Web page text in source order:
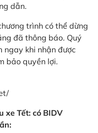
dẫn.
trình có thể dừng
đã thông báo. Quý
ngay khi nhận được
bảo quyền lợi.
xe Tết: có BIDV